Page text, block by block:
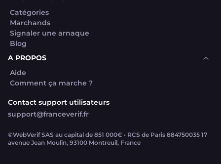
Catégories
Marchands
Signaler une arnaque
Blog
A PROPOS
Aide
Comment ça marche ?
Contact support utilisateurs
support@franceverif.fr
©WebVerif SAS au capital de 851 000€ • RCS de Paris 884750035 17
avenue Jean Moulin, 93100 Montreuil, France